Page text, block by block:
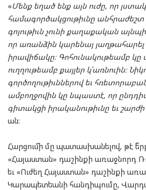
«Մենք եղած ենք այն ուժը, որ յստակ
համագործակցութիւնը անհրաժեշտ
գոյութիւն չունի քաղաքական
որ առանձին կարենայ
իրավիճակը։ Գոհունակութեամբ կը
ուղղութեամբ քայլեր կ՛առնուին։
գործողութիւններով եւ
ամբողջովին կը նպաստէ, որ
գիտակցի իրականութիւնը եւ շարժի
ան։
Հարցումի մը պատասխանելով, թէ
«Հայաստան» դաշինքի առաջնորդ
եւ «Ուժեղ Հայաստան» դաշինքի
Կարապետեանի հանդիպումը,